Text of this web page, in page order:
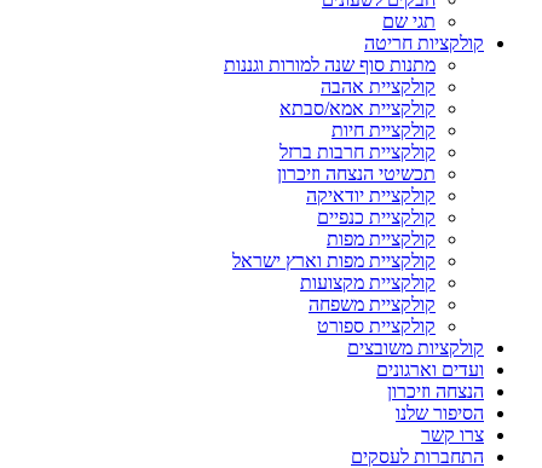
תגי שם
קולקציות חריטה
מתנות סוף שנה למורות וגננות
קולקציית אהבה
קולקציית אמא/סבתא
קולקציית חיות
קולקציית חרבות ברזל
תכשיטי הנצחה וזיכרון
קולקציית יודאיקה
קולקציית כנפיים
קולקציית מפות
קולקציית מפות וארץ ישראל
קולקציית מקצועות
קולקציית משפחה
קולקציית ספורט
קולקציות משובצים
ועדים וארגונים
הנצחה וזיכרון
הסיפור שלנו
צרו קשר
התחברות לעסקים